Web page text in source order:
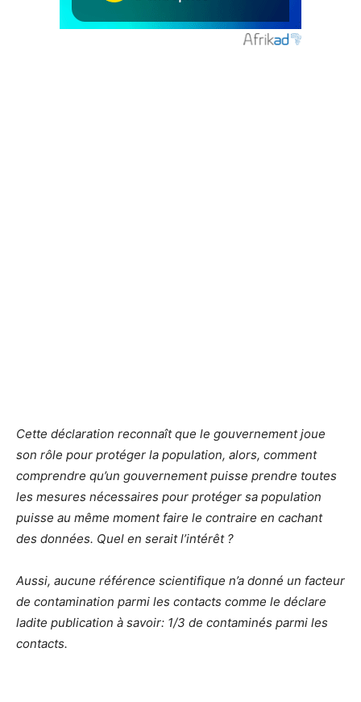
Cette déclaration reconnaît que le gouvernement joue
son rôle pour protéger la population, alors, comment
comprendre qu’un gouvernement puisse prendre toutes
les mesures nécessaires pour protéger sa population
puisse au même moment faire le contraire en cachant
des données. Quel en serait l’intérêt ?
Aussi, aucune référence scientifique n’a donné un facteur
de contamination parmi les contacts comme le déclare
ladite publication à savoir: 1/3 de contaminés parmi les
contacts.